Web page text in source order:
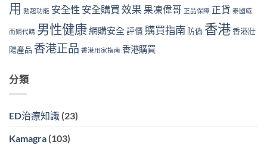
用 勃起功能 安全性 安全購買 效果 果凍偉哥 正品保障 正貨 泰國威
而鋼代購 男性健康網購安全評價 購買指南 防偽 香港香港壯
陽產品 香港正品 香港用家指南 香港購買
分類
ED治療知識 (23)
Kamagra (103)